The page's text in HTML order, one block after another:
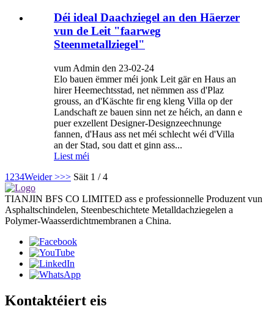
Déi ideal Daachziegel an den Häerzer
vun de Leit "faarweg
Steenmetallziegel"
vum Admin den 23-02-24
Elo bauen ëmmer méi jonk Leit gär en Haus an
hirer Heemechtsstad, net nëmmen ass d'Plaz
grouss, an d'Käschte fir eng kleng Villa op der
Landschaft ze bauen sinn net ze héich, an dann e
puer exzellent Designer-Designzeechnunge
fannen, d'Haus ass net méi schlecht wéi d'Villa
an der Stad, sou datt et ginn ass...
Liest méi
1 234Weider >>> Säit 1 / 4
TIANJIN BFS CO LIMITED ass e professionnelle Produzent vun
Asphaltschindelen, Steenbeschichtete Metalldachziegelen a
Polymer-Waasserdichtmembranen a China.
Kontaktéiert eis